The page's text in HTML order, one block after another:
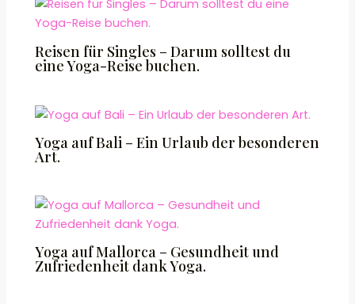
Reisen für Singles – Darum solltest du
eine Yoga-Reise buchen.
Yoga auf Bali – Ein Urlaub der besonderen
Art.
Yoga auf Mallorca – Gesundheit und
Zufriedenheit dank Yoga.